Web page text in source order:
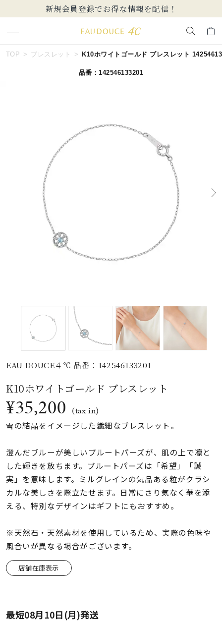
新規会員登録でお得な情報を配信！
キーワードで検索する
#くまのプーさん
EAU DOUCE４℃
カテゴリー ブレスレット
誕生石
モチーフ
石の色
ファッションテイス
ト
コレクション
レディース
メンズ
リングサイズ
TOP ブレスレット K10ホワイトゴールド ブレスレット
品番：142546133201
EAU DOUCE４℃ 品番：142546133201
K10ホワイトゴールド ブレスレット
¥35,200 (tax in)
雪の結晶をイメージした繊細なブレスレット。
澄んだブルーが美しいブルートパーズが、肌の上で凛と
した輝きを放ちます。ブルートパーズは「希望」「誠
実」を意味します。ミルグレインの気品ある粒がクラシ
カルな美しさを際立たせます。日常にさり気なく華を添
える、特別なデザインはギフトにもおすすめ。
※天然石・天然素材を使用しているため、実際の色味や
風合いが異なる場合がございます。
店舗在庫表示
最短08月10日(月)発送